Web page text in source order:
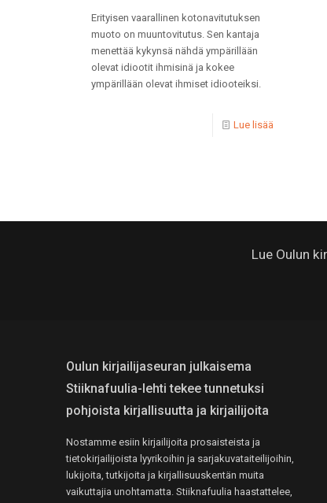
Erityisen vaarallinen kotonavitutuksen
muoto on muuntovitutus. Sen kantaja
menettää kykynsä nähdä ympärillään
olevat idiootit ihmisinä ja kokee
ympärillään olevat ihmiset idiooteiksi.
Lue lisää
Lue Oulun
Oulun kirjailijaseuran julkaisema
Stiiknafuulia-lehti tekee tunnetuksi
pohjoista kirjallisuutta ja kirjailijoita
Nostamme esiin kirjailijoita prosaisteista ja
tietokirjailijoista lyyrikoihin ja sarjakuvataiteilijoihin,
lukijoita, tutkijoita ja kirjallisuuskentän muita
vaikuttajia unohtamatta. Stiiknafuulia haastattelee,